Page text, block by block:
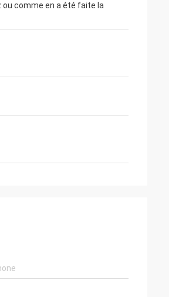
ou comme en a été faite la